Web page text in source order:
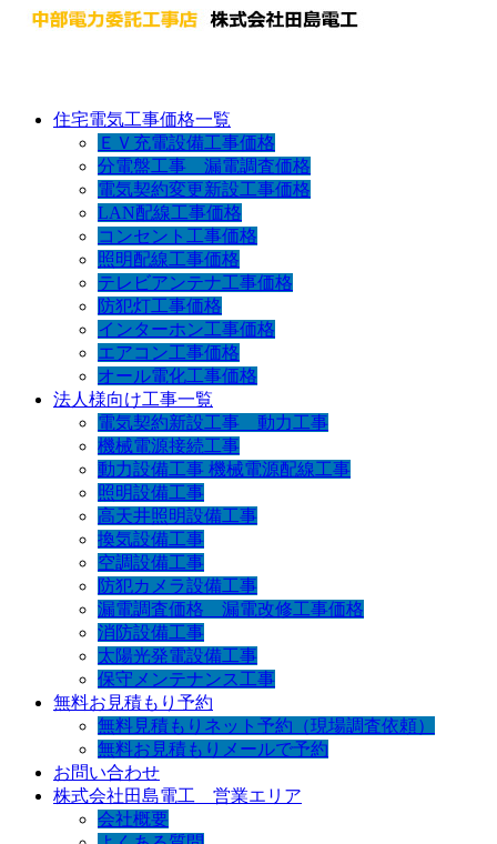
住宅電気工事価格一覧
ＥＶ充電設備工事価格
分電盤工事 漏電調査価格
電気契約変更新設工事価格
LAN配線工事価格
コンセント工事価格
照明配線工事価格
テレビアンテナ工事価格
防犯灯工事価格
インターホン工事価格
エアコン工事価格
オール電化工事価格
法人様向け工事一覧
電気契約新設工事 動力工事
機械電源接続工事
動力設備工事 機械電源配線工事
照明設備工事
高天井照明設備工事
換気設備工事
空調設備工事
防犯カメラ設備工事
漏電調査価格 漏電改修工事価格
消防設備工事
太陽光発電設備工事
保守メンテナンス工事
無料お見積もり予約
無料見積もりネット予約（現場調査依頼）
無料お見積もりメールで予約
お問い合わせ
株式会社田島電工 営業エリア
会社概要